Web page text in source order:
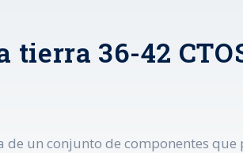
36-42
un conjunto de componentes